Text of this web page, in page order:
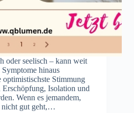
oder seelisch – kann weit
hinaus
optimistischste Stimmung
Isolation und
Wenn es jemandem,
nicht gut geht,…